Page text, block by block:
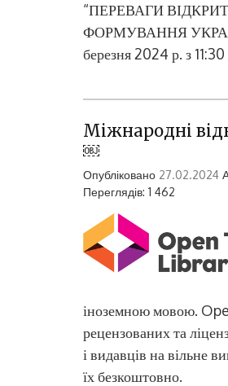
“ПЕРЕВАГИ
ФОРМУВАННЯ
березня 2024 р. з
Міжнародні
￼
Опубліковано 27.02.2024
Переглядів: 1 462
іноземною мовою.
рецензованих та
і видавців на вільне
їх безкоштовно.